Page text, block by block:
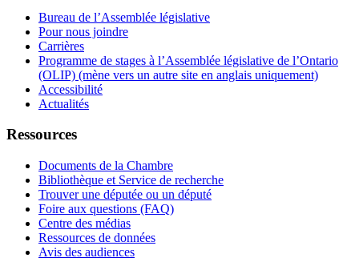
Bureau de l’Assemblée législative
Pour nous joindre
Carrières
Programme de stages à l’Assemblée législative de l’Ontario
(OLIP) (mène vers un autre site en anglais uniquement)
Accessibilité
Actualités
Ressources
Documents de la Chambre
Bibliothèque et Service de recherche
Trouver une députée ou un député
Foire aux questions (FAQ)
Centre des médias
Ressources de données
Avis des audiences